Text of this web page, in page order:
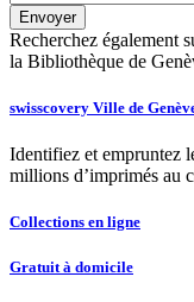
Recherchez également
la Bibliothèque de
swisscovery Ville de
Identifiez et empruntez
millions d’imprimés au
Collections en ligne
Gratuit à domicile